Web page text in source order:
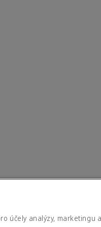
účely analýzy, marketingu